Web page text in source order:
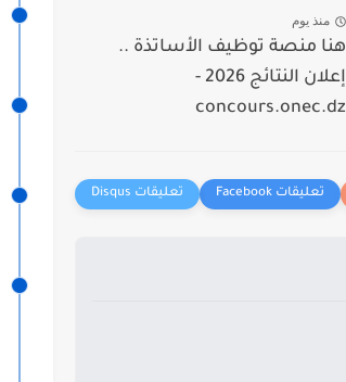
منذ يوم
هنا منصة توظيف الأساتذة ..
إعلان النتائج 2026 -
concours.onec.dz